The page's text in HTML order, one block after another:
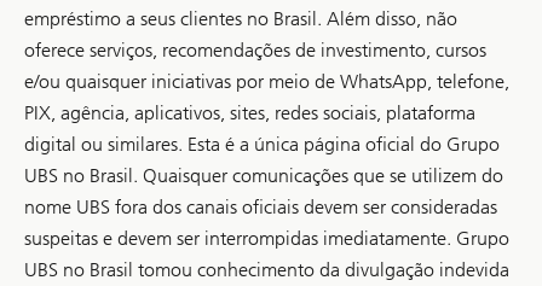
empréstimo a seus clientes no Brasil. Além disso, não
oferece serviços, recomendações de investimento, cursos
e/ou quaisquer iniciativas por meio de WhatsApp, telefone,
PIX, agência, aplicativos, sites, redes sociais, plataforma
digital ou similares. Esta é a única página oficial do Grupo
UBS no Brasil. Quaisquer comunicações que se utilizem do
nome UBS fora dos canais oficiais devem ser consideradas
suspeitas e devem ser interrompidas imediatamente. Grupo
UBS no Brasil tomou conhecimento da divulgação indevida